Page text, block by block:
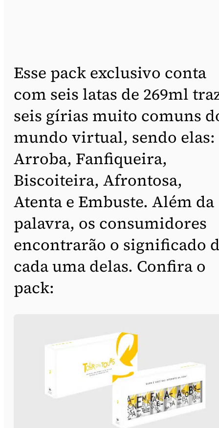
Esse pack exclusivo conta
com seis latas de 269ml
seis gírias muito comuns
mundo virtual, sendo elas:
Arroba, Fanfiqueira,
Biscoiteira, Afrontosa,
Atenta e Embuste. Além da
palavra, os consumidores
encontrarão o significado
cada uma delas. Confira o
pack: